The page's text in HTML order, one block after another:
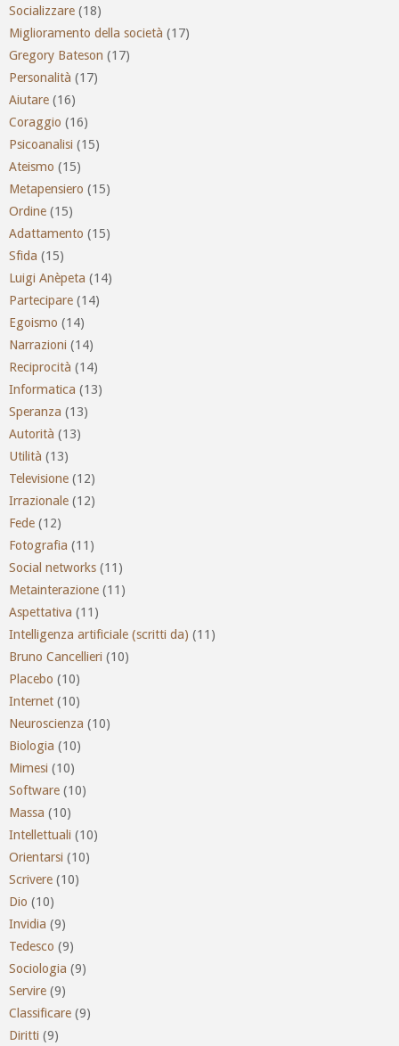
Socializzare (18)
Miglioramento della società (17)
Gregory Bateson (17)
Personalità (17)
Aiutare (16)
Coraggio (16)
Psicoanalisi (15)
Ateismo (15)
Metapensiero (15)
Ordine (15)
Adattamento (15)
Sfida (15)
Luigi Anèpeta (14)
Partecipare (14)
Egoismo (14)
Narrazioni (14)
Reciprocità (14)
Informatica (13)
Speranza (13)
Autorità (13)
Utilità (13)
Televisione (12)
Irrazionale (12)
Fede (12)
Fotografia (11)
Social networks (11)
Metainterazione (11)
Aspettativa (11)
Intelligenza artificiale (scritti da) (11)
Bruno Cancellieri (10)
Placebo (10)
Internet (10)
Neuroscienza (10)
Biologia (10)
Mimesi (10)
Software (10)
Massa (10)
Intellettuali (10)
Orientarsi (10)
Scrivere (10)
Dio (10)
Invidia (9)
Tedesco (9)
Sociologia (9)
Servire (9)
Classificare (9)
Diritti (9)